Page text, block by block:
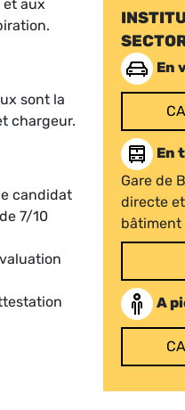
aux
sont la
chargeur.
candidat
7/10
En
En
Gare de
directe
bâtiment
A